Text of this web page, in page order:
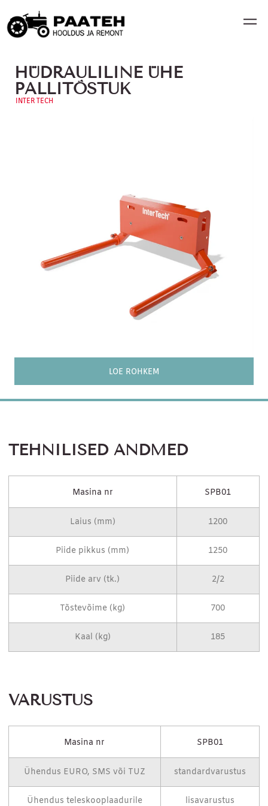
HÜDRAULILINE ÜHE
PALLITÕSTUK
INTER TECH
LOE ROHKEM
TEHNILISED ANDMED
Masina nr SPB01
Laius (mm) 1200
Piide pikkus (mm) 1250
Piide arv (tk.) 2/2
Tõstevõime (kg) 700
Kaal (kg) 185
VARUSTUS
Masina nr SPB01
Ühendus EURO, SMS või TUZ standardvarustus
Ühendus teleskooplaadurile lisavarustus